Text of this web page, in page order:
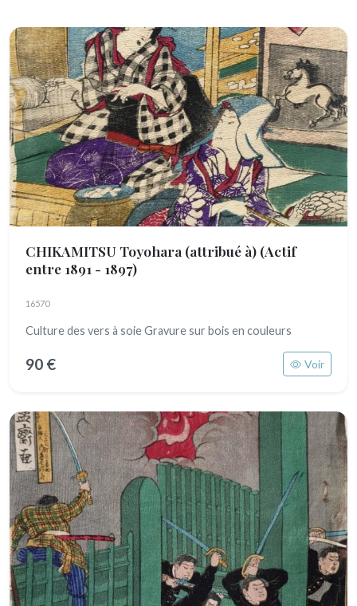
CHIKAMITSU Toyohara (attribué à) (Actif
entre 1891 - 1897)
16570
Culture des vers à soie Gravure sur bois en couleurs
90 € Voir